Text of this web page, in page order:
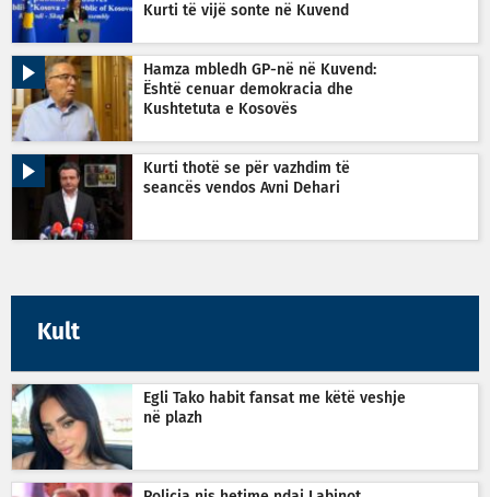
Kurti të vijë sonte në Kuvend
Hamza mbledh GP-në në Kuvend:
Është cenuar demokracia dhe
Kushtetuta e Kosovës
Kurti thotë se për vazhdim të
seancës vendos Avni Dehari
Kult
Egli Tako habit fansat me këtë veshje
në plazh